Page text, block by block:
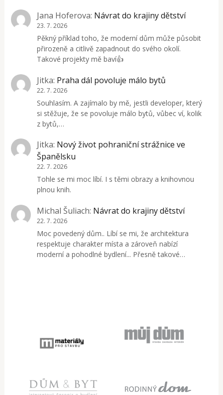
Jana Hoferova: Návrat do krajiny dětství
23. 7. 2026
Pěkný příklad toho, že moderní dům může působit
přirozeně a citlivě zapadnout do svého okolí.
Takové projekty mě baví👍
Jitka: Praha dál povoluje málo bytů
22. 7. 2026
Souhlasím. A zajímalo by mě, jestli developer, který
si stěžuje, že se povoluje málo bytů, vůbec ví, kolik
z bytů,…
Jitka: Nový život pohraniční strážnice ve
Španělsku
22. 7. 2026
Tohle se mi moc líbí. I s těmi obrazy a knihovnou
plnou knih.
Michal Šuliach: Návrat do krajiny dětství
22. 7. 2026
Moc povedený dům.. Líbí se mi, že architektura
respektuje charakter místa a zároveň nabízí
moderní a pohodlné bydlení... Přesně takové…